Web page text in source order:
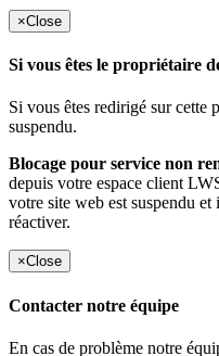
×Close
Si vous êtes le propriétaire
Si vous êtes redirigé sur cette
suspendu.
Blocage pour service non
depuis votre espace client
votre site web est suspendu
réactiver.
×Close
Contacter notre équipe
En cas de problème notre